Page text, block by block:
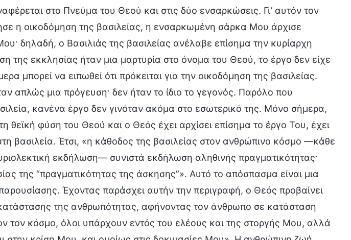
στο Πνεύμα του Θεού και στις δύο ενσαρκώσεις. Γι’ αυτόν τον
η οικοδόμηση της βασιλείας, η ενσαρκωμένη σάρκα Μου άρχισε
δηλαδή, ο Βασιλιάς της βασιλείας ανέλαβε επίσημα την κυρίαρχη
της εκκλησίας ήταν μια μαρτυρία στο όνομα του Θεού, το έργο δεν είχε
μπορεί να ειπωθεί ότι πρόκειται για την οικοδόμηση της βασιλείας.
απλώς μια πρόγευση· δεν ήταν το ίδιο το γεγονός. Παρόλο που
κανένα έργο δεν γινόταν ακόμα στο εσωτερικό της. Μόνο σήμερα,
θεϊκή φύση του Θεού και ο Θεός έχει αρχίσει επίσημα το έργο Του, έχει
βασιλεία. Έτσι, «η κάθοδος της βασιλείας στον ανθρώπινο κόσμο —κάθε
εκδήλωση— συνιστά εκδήλωση αληθινής πραγματικότητας·
της “πραγματικότητας της άσκησης”». Αυτό το απόσπασμα είναι μια
Έχοντας παράσχει αυτήν την περιγραφή, ο Θεός προβαίνει
της ανθρωπότητας, αφήνοντας τον άνθρωπο σε κατάσταση
τον κόσμο, όλοι υπάρχουν εντός του ελέους και της στοργής Μου, αλλά